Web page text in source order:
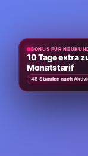
BONUS FÜR
10 Tage extra
Monatstarif
48 Stunden nach